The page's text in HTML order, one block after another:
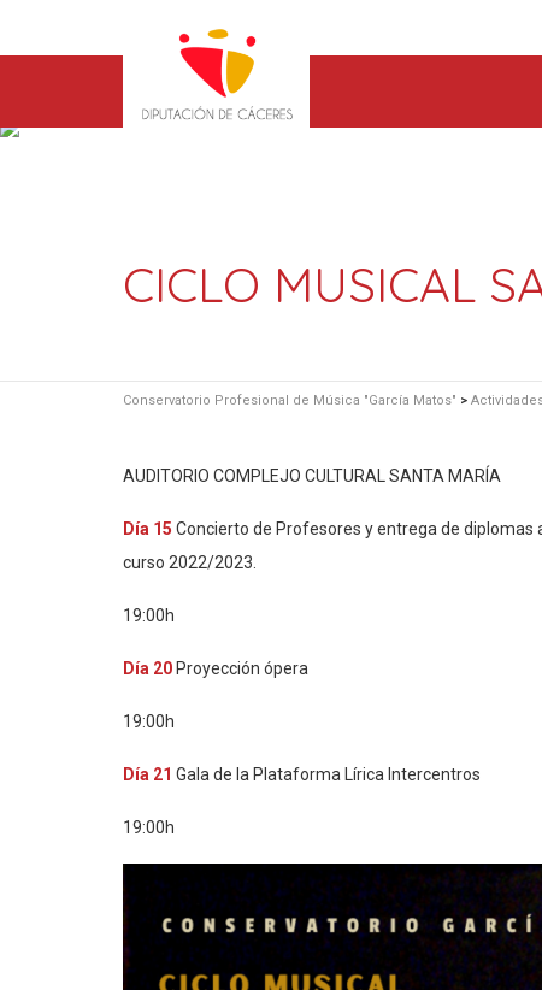
CICLO MUSICAL
Conservatorio Profesional de Música "García Matos" >
AUDITORIO COMPLEJO CULTURAL SANTA MARÍA
Día 15 Concierto de Profesores y entrega de
curso 2022/2023.
19:00h
Día 20 Proyección ópera
19:00h
Día 21 Gala de la Plataforma Lírica Intercentros
19:00h